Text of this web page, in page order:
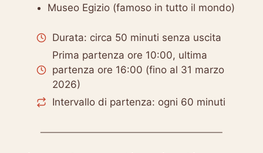
Museo Egizio (famoso in tutto il mondo)
Durata: circa 50 minuti senza uscita
Prima partenza ore 10:00, ultima
partenza ore 16:00 (fino al 31 marzo
2026)
Intervallo di partenza: ogni 60 minuti